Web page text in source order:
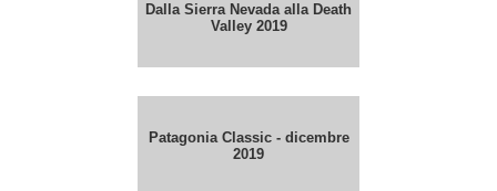
Dalla Sierra Nevada alla Death
Valley 2019
Patagonia Classic - dicembre
2019